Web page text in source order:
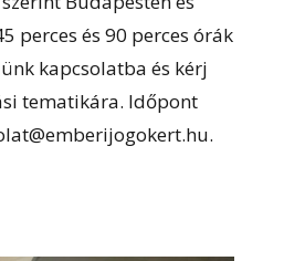
perces és 90 perces órák
kapcsolatba és kérj
tematikára. Időpont